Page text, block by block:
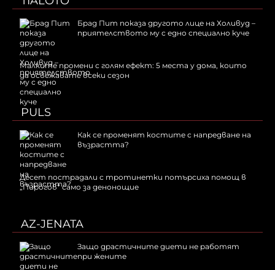
Брад Пит показа другото лице на Холивуд –
приятелството му с едно специално куче
Малките промени с голям ефект: 5 места у дома, които
да освежавате всеки сезон
PULS
Как се променят костите с напредване на
възрастта?
Десет пострадали с тротинетки потърсиха помощ в
„Пирогов“ само за денонощие
AZ-JENATA
Защо драстичните диети не работят
при жените